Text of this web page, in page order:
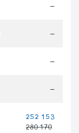
—
—
—
—
252 153
280 170